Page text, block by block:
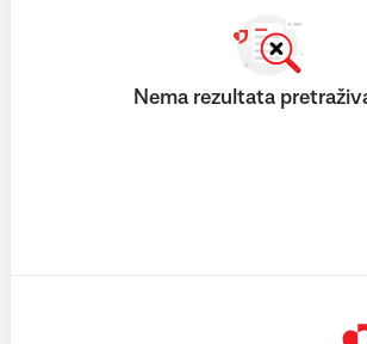
Nema rezultata